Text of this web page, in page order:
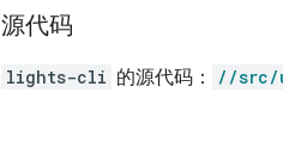
源代码
lights-cli 的源代码： //